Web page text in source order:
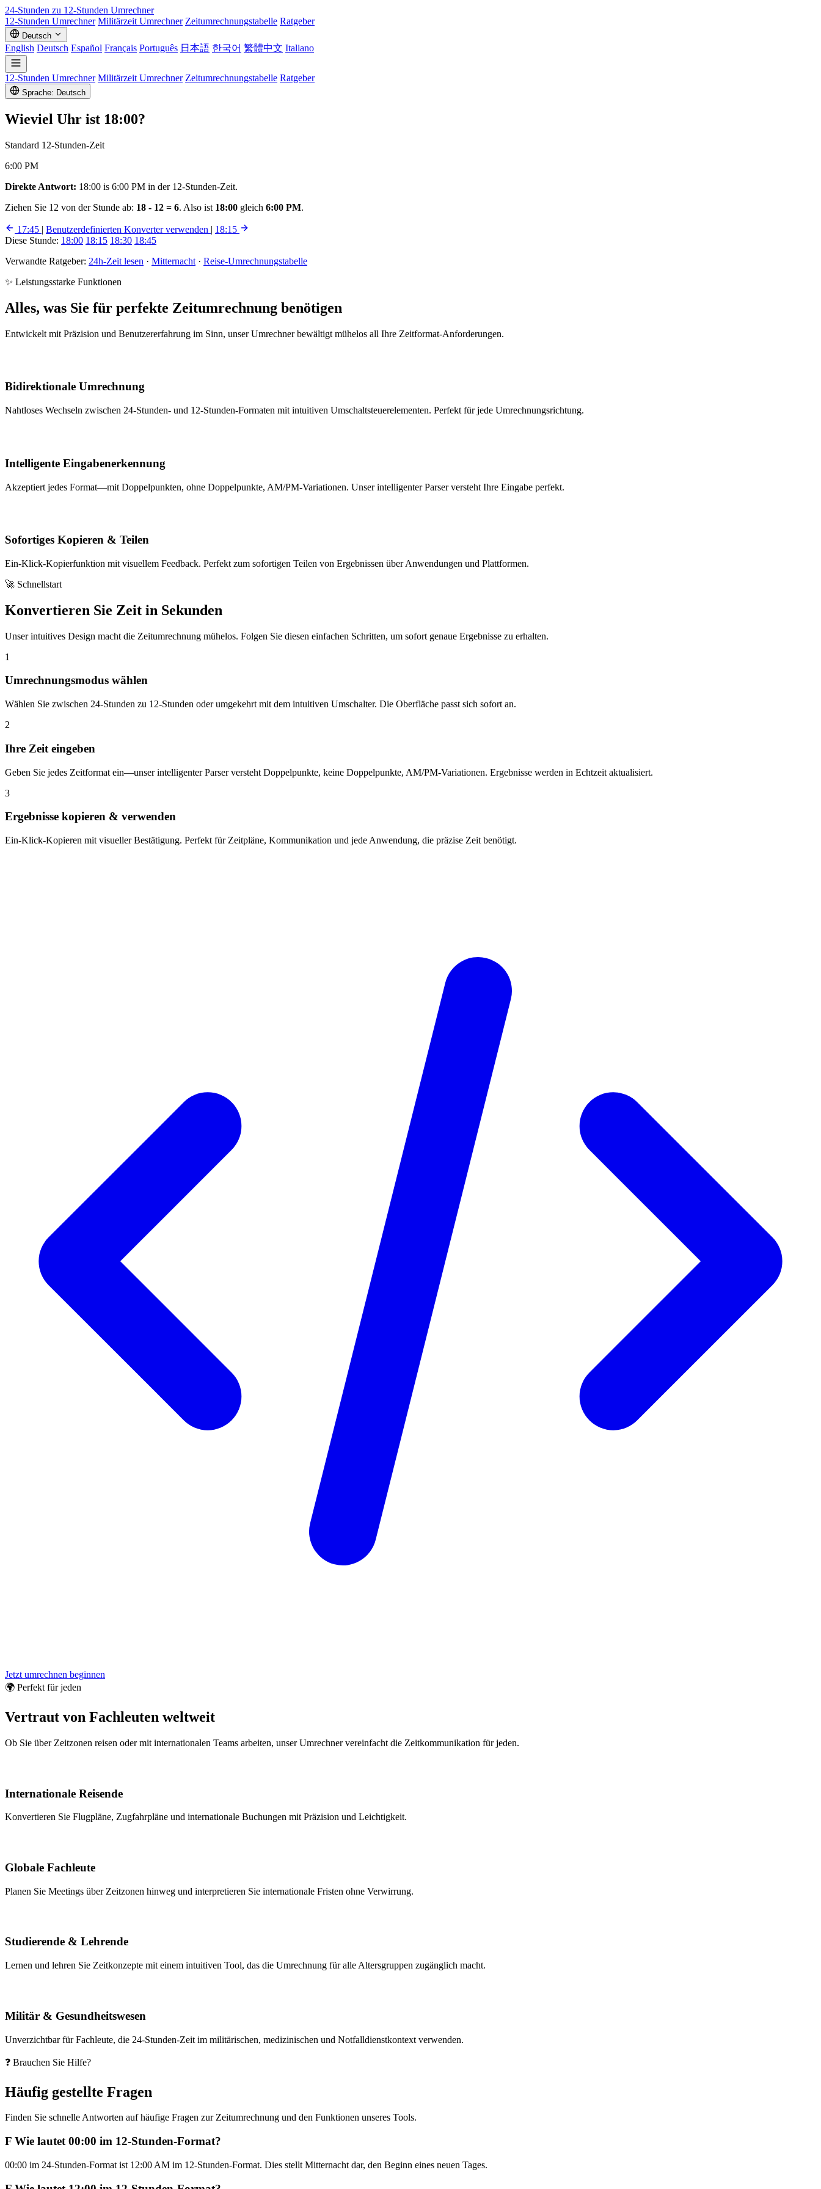
24-Stunden zu 12-Stunden Umrechner
12-Stunden Umrechner Militärzeit Umrechner Zeitumrechnungstabelle Ratgeber
Deutsch
English Deutsch Español Français Português 日本語 한국어 繁體中文 Italiano
12-Stunden Umrechner Militärzeit Umrechner Zeitumrechnungstabelle Ratgeber
Sprache: Deutsch
Wieviel Uhr ist 18:00?
Standard 12-Stunden-Zeit
6:00 PM
Direkte Antwort: 18:00 is 6:00 PM in der 12-Stunden-Zeit.
Ziehen Sie 12 von der Stunde ab: 18 - 12 = 6. Also ist 18:00 gleich 6:00 PM.
17:45 | Benutzerdefinierten Konverter verwenden | 18:15
Diese Stunde: 18:00 18:15 18:30 18:45
Verwandte Ratgeber: 24h-Zeit lesen · Mitternacht · Reise-Umrechnungstabelle
✨ Leistungsstarke Funktionen
Alles, was Sie für perfekte Zeitumrechnung benötigen
Entwickelt mit Präzision und Benutzererfahrung im Sinn, unser Umrechner bewältigt mühelos all Ihre Zeitformat-Anforderungen.
Bidirektionale Umrechnung
Nahtloses Wechseln zwischen 24-Stunden- und 12-Stunden-Formaten mit intuitiven Umschaltsteuerelementen. Perfekt für jede Umrechnungsrichtung.
Intelligente Eingabenerkennung
Akzeptiert jedes Format—mit Doppelpunkten, ohne Doppelpunkte, AM/PM-Variationen. Unser intelligenter Parser versteht Ihre Eingabe perfekt.
Sofortiges Kopieren & Teilen
Ein-Klick-Kopierfunktion mit visuellem Feedback. Perfekt zum sofortigen Teilen von Ergebnissen über Anwendungen und Plattformen.
🚀 Schnellstart
Konvertieren Sie Zeit in Sekunden
Unser intuitives Design macht die Zeitumrechnung mühelos. Folgen Sie diesen einfachen Schritten, um sofort genaue Ergebnisse zu erhalten.
1
Umrechnungsmodus wählen
Wählen Sie zwischen 24-Stunden zu 12-Stunden oder umgekehrt mit dem intuitiven Umschalter. Die Oberfläche passt sich sofort an.
2
Ihre Zeit eingeben
Geben Sie jedes Zeitformat ein—unser intelligenter Parser versteht Doppelpunkte, keine Doppelpunkte, AM/PM-Variationen. Ergebnisse werden in Echtzeit aktualisiert.
3
Ergebnisse kopieren & verwenden
Ein-Klick-Kopieren mit visueller Bestätigung. Perfekt für Zeitpläne, Kommunikation und jede Anwendung, die präzise Zeit benötigt.
Jetzt umrechnen beginnen
🌍 Perfekt für jeden
Vertraut von Fachleuten weltweit
Ob Sie über Zeitzonen reisen oder mit internationalen Teams arbeiten, unser Umrechner vereinfacht die Zeitkommunikation für jeden.
Internationale Reisende
Konvertieren Sie Flugpläne, Zugfahrpläne und internationale Buchungen mit Präzision und Leichtigkeit.
Globale Fachleute
Planen Sie Meetings über Zeitzonen hinweg und interpretieren Sie internationale Fristen ohne Verwirrung.
Studierende & Lehrende
Lernen und lehren Sie Zeitkonzepte mit einem intuitiven Tool, das die Umrechnung für alle Altersgruppen zugänglich macht.
Militär & Gesundheitswesen
Unverzichtbar für Fachleute, die 24-Stunden-Zeit im militärischen, medizinischen und Notfalldienstkontext verwenden.
❓ Brauchen Sie Hilfe?
Häufig gestellte Fragen
Finden Sie schnelle Antworten auf häufige Fragen zur Zeitumrechnung und den Funktionen unseres Tools.
F Wie lautet 00:00 im 12-Stunden-Format?
00:00 im 24-Stunden-Format ist 12:00 AM im 12-Stunden-Format. Dies stellt Mitternacht dar, den Beginn eines neuen Tages.